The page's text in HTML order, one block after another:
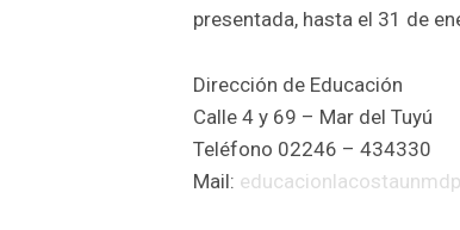
presentada, hasta el 31 de
Dirección de Educación
Calle 4 y 69 – Mar del Tuyú
Teléfono 02246 – 434330
Mail: